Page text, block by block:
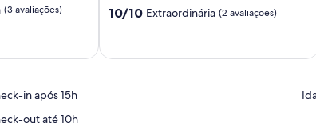
(3 avaliações)
10.0
Extraordinária,
10/10 Extraordinária (2 avaliações)
in após 15h
out até 10h